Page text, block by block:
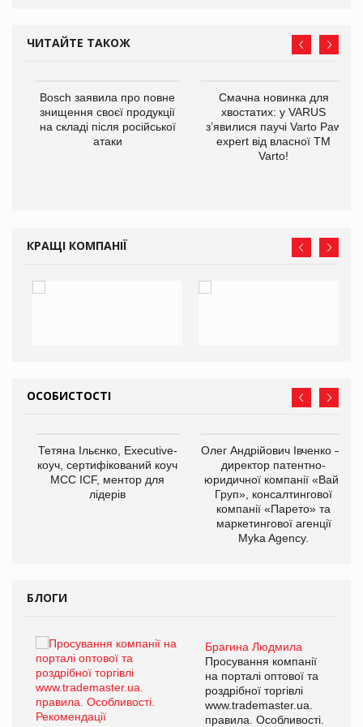
ЧИТАЙТЕ ТАКОЖ
Bosch заявила про повне
знищення своєї продукції
на складі після російської
атаки
Смачна новинка для
хвостатих: у VARUS
з’явилися паучі Varto Paw
expert від власної ТМ
Varto!
КРАЩІ КОМПАНІЇ
ОСОБИСТОСТІ
Тетяна Ільєнко, Executive-
коуч, сертифікований коуч
МСС ICF, ментор для
лідерів
Олег Андрійович Івченко —
директор патентно-
юридичної компанії «Вайз
Груп», консалтингової
компанії «Парето» та
маркетингової агенції
Myka Agency.
БЛОГИ
Брагина Людмила
Просування компанії
на порталі оптової та
роздрібної торгівлі
www.trademaster.ua.
правила. Особливості.